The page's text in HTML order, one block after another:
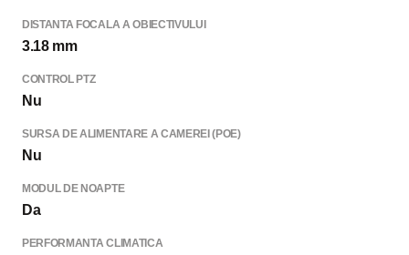
DISTANTA FOCALA A OBIECTIVULUI
3.18 mm
CONTROL PTZ
Nu
SURSA DE ALIMENTARE A CAMEREI (POE)
Nu
MODUL DE NOAPTE
Da
PERFORMANTA CLIMATICA